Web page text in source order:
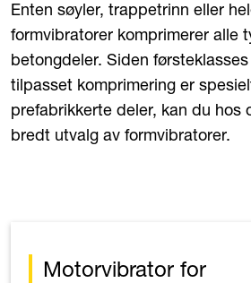
Enten søyler, trappetrinn eller
formvibratorer komprimerer alle
betongdeler. Siden
tilpasset komprimering er
prefabrikkerte deler, kan du hos
bredt utvalg av formvibratorer.
Motorvibrator for